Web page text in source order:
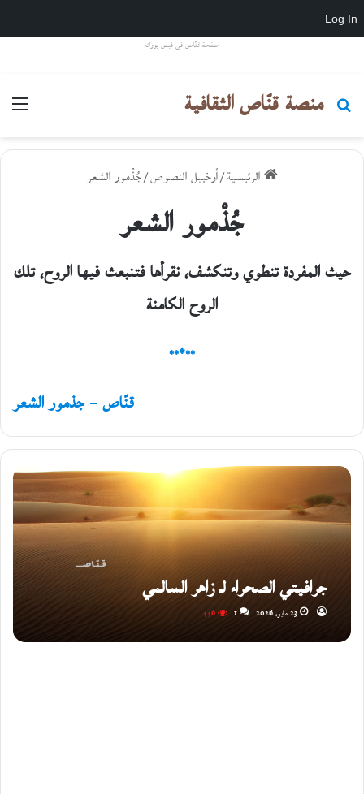
Log In
صفحة قنّاص في فيس بووك
منصة قنّاص الثقافية
بحث عن
الرئيسية/أرخبيل النصوص/جُذْمور الشعر
جُذْمور الشعر
حيث المفردة تنطوي وتنكشف، نقرأها فتنبعث فيها الروح، تلك
الروح الكامنة
**
*
**
قنّاص – جذمور الشعر
جرافيتي الصحراء لـ زاهر السالمي
23 مايو، 2026 1
446